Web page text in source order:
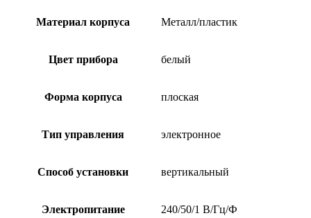
Материал корпуса Металл/пластик
Цвет прибора белый
Форма корпуса плоская
Тип управления электронное
Способ установки вертикальный
Электропитание 240/50/1 В/Гц/Ф